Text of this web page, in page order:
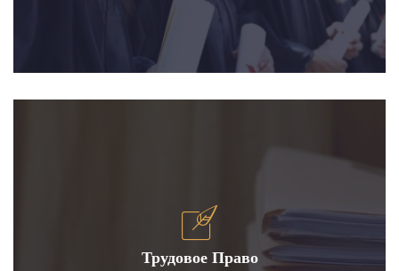
Трудовое Право